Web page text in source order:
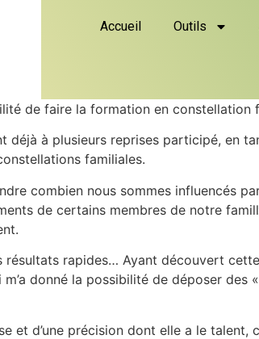
Accueil Outils
de faire la formation en constellation
à plusieurs reprises participé, en
familiales.
combien nous sommes influencés
de certains membres de notre
résultats rapides… Ayant découvert
donné la possibilité de déposer
et d’une précision dont elle a le talent,